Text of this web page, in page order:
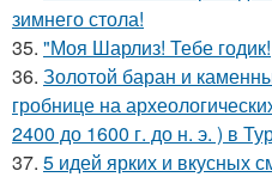
зимнего стола!
35. "Моя Шарлиз! Тебе годик!
36. Золотой баран и
гробнице на
2400 до 1600 г. до н. э. ) в
37. 5 идей ярких и вкусных